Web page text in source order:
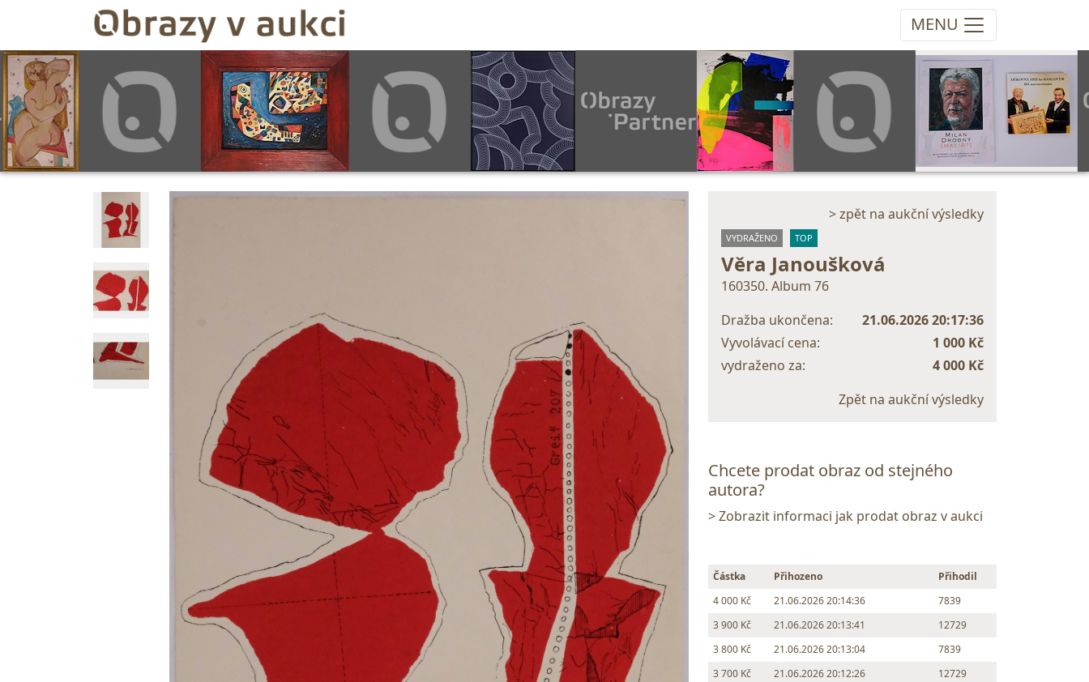
MENU
> zpět na aukční výsledky
VYDRAŽENO TOP
Věra Janoušková
160350. Album 76
Dražba ukončena:
21.06.2026 20:17:36
Vyvolávací cena:
1 000 Kč
vydraženo za:
4 000 Kč
Zpět na aukční výsledky
Chcete prodat obraz od stejného
autora?
> Zobrazit informaci jak prodat obraz v aukci
Částka Přihozeno
Přihodil
4 000 Kč
21.06.2026 20:14:36
7839
3 900 Kč
21.06.2026 20:13:41
12729
3 800 Kč
21.06.2026 20:13:04
7839
3 700 Kč
21.06.2026 20:12:26
12729